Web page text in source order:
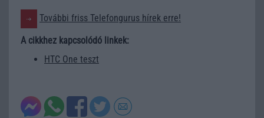
További friss Telefongurus hírek erre!
A cikkhez kapcsolódó linkek:
HTC One teszt